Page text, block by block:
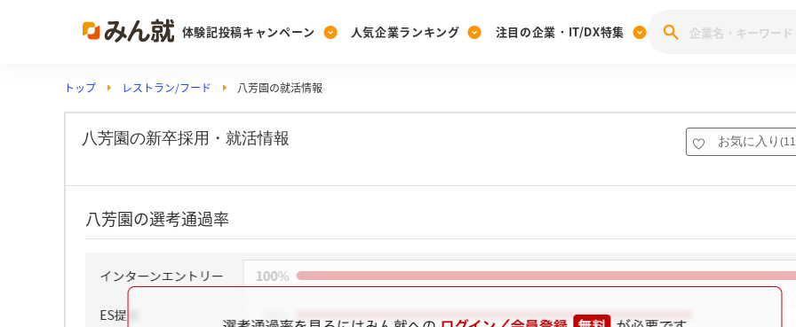
体験記投稿キャンペーン
Post
投稿する
[27卒] 本選考体験記投稿キャンペーン
人気企業ランキング
Ranking
ランキングを見る
みん
注目の企業・IT/DX特集
PickUp
注目の企業特集
28卒 IT・DX企業特集 27卒 IT・DX企業特集 28卒
動画で知ろう！業界・企業研究
トップ レストラン/フード 八芳園の就活情報
八芳園の新卒採用・就活情報 お気に入り (
八芳園の選考通過率